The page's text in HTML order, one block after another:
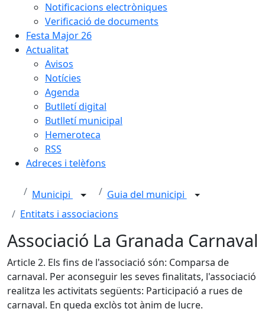
Notificacions electròniques
Verificació de documents
Festa Major 26
Actualitat
Avisos
Notícies
Agenda
Butlletí digital
Butlletí municipal
Hemeroteca
RSS
Adreces i telèfons
Municipi
Guia del municipi
Entitats i associacions
Associació La Granada Carnaval
Article 2. Els fins de l'associació són: Comparsa de
carnaval. Per aconseguir les seves finalitats, l'associació
realitza les activitats següents: Participació a rues de
carnaval. En queda exclòs tot ànim de lucre.